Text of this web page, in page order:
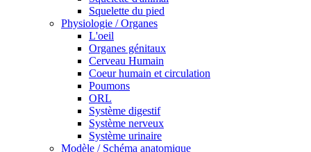
Squelette du pied
Physiologie / Organes
L'oeil
Organes génitaux
Cerveau Humain
Coeur humain et circulation
Poumons
ORL
Système digestif
Système nerveux
Système urinaire
Modèle / Schéma anatomique